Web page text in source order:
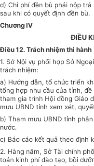
d) Chi phí đền bù phải nộp
sau khi có quyết định đền bù.
Chương IV
ĐIỀU
Điều 12. Trách nhiệm thi hành
1. Sở Nội vụ phối hợp Sở
trách nhiệm:
a) Hướng dẫn, tổ chức triển
tổng hợp nhu cầu của tỉnh,
tham gia trình Hội đồng Giáo
mưu UBND tỉnh xem xét,
b) Tham mưu UBND tỉnh
nước.
c) Báo cáo kết quả theo định
2. Hàng năm, Sở Tài chính
toán kinh phí đào tạo, bồi